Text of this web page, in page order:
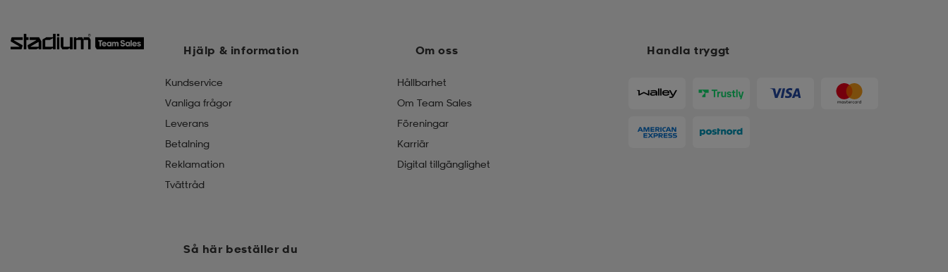
Hjälp & information
Kundservice
Vanliga frågor
Leverans
Betalning
Reklamation
Tvättråd
Om oss
Hållbarhet
Om Team Sales
Föreningar
Karriär
Digital tillgänglighet
Handla tryggt
Så här beställer du